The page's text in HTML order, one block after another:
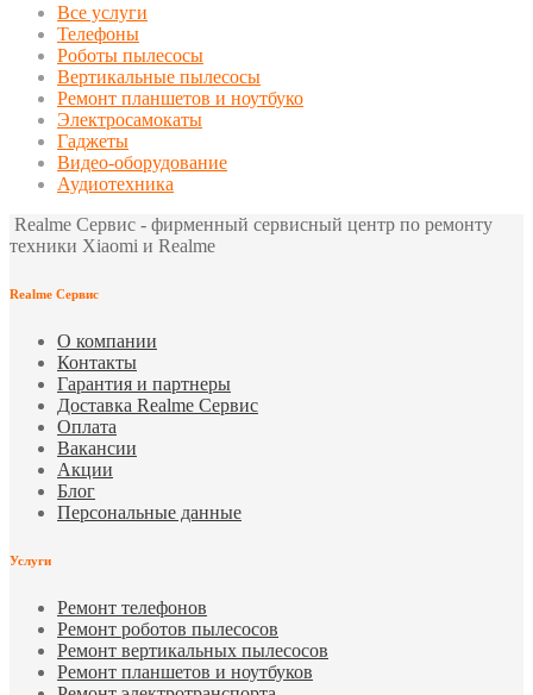
Все услуги
Телефоны
Роботы пылесосы
Вертикальные пылесосы
Ремонт планшетов и ноутбуко
Электросамокаты
Гаджеты
Видео-оборудование
Аудиотехника
Realme Сервис - фирменный сервисный центр по ремонту
техники Xiaomi и Realme
Realme Сервис
О компании
Контакты
Гарантия и партнеры
Доставка Realme Сервис
Оплата
Вакансии
Акции
Блог
Персональные данные
Услуги
Ремонт телефонов
Ремонт роботов пылесосов
Ремонт вертикальных пылесосов
Ремонт планшетов и ноутбуков